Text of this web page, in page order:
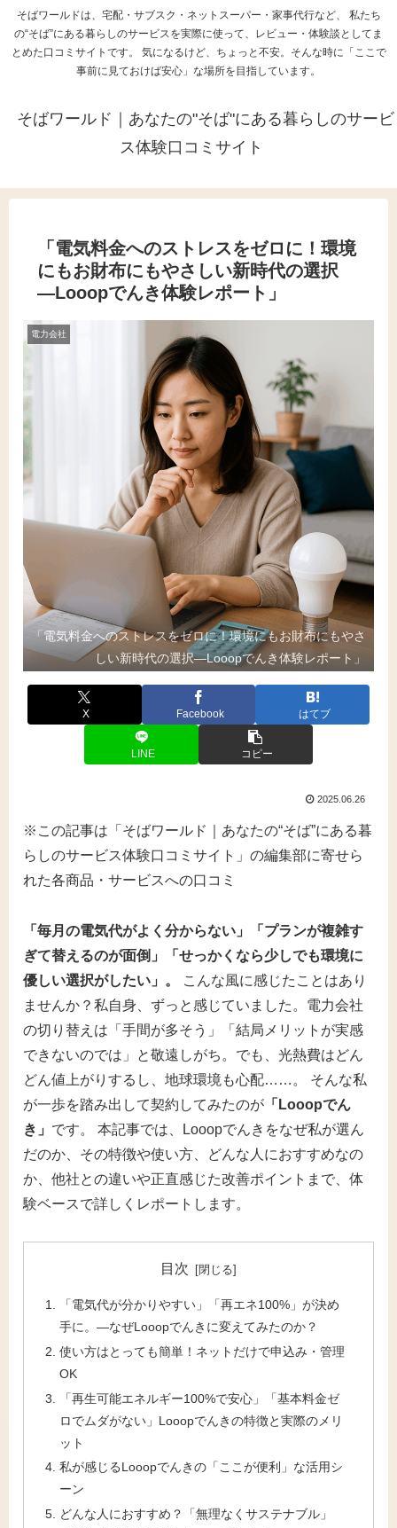
そばワールドは、宅配・サブスク・ネットスーパー・家事代行など、 私たち
の“そば”にある暮らしのサービスを実際に使って、レビュー・体験談としてま
とめた口コミサイトです。 気になるけど、ちょっと不安。そんな時に「ここで
事前に見ておけば安心」な場所を目指しています。
そばワールド｜あなたの"そば"にある暮らしのサービ
ス体験口コミサイト
「電気料金へのストレスをゼロに！環境
にもお財布にもやさしい新時代の選択
―Looopでんき体験レポート」
電力会社
「電気料金へのストレスをゼロに！環境にもお財布にもやさ
しい新時代の選択―Looopでんき体験レポート」
X Facebook はてブ
LINE コピー
2025.06.26
※この記事は「そばワールド｜あなたの“そば”にある暮
らしのサービス体験口コミサイト」の編集部に寄せら
れた各商品・サービスへの口コミ
「毎月の電気代がよく分からない」「プランが複雑す
ぎて替えるのが面倒」「せっかくなら少しでも環境に
優しい選択がしたい」。
こんな風に感じたことはあり
ませんか？私自身、ずっと感じていました。電力会社
の切り替えは「手間が多そう」「結局メリットが実感
できないのでは」と敬遠しがち。でも、光熱費はどん
どん値上がりするし、地球環境も心配……。 そんな私
が一歩を踏み出して契約してみたのが 「Looopでん
き」 です。 本記事では、Looopでんきをなぜ私が選ん
だのか、その特徴や使い方、どんな人におすすめなの
か、他社との違いや正直感じた改善ポイントまで、体
験ベースで詳しくレポートします。
目次
「電気代が分かりやすい」「再エネ100%」が決め
手に。―なぜLooopでんきに変えてみたのか？
使い方はとっても簡単！ネットだけで申込み・管理
OK
「再生可能エネルギー100%で安心」「基本料金ゼ
ロでムダがない」Looopでんきの特徴と実際のメリ
ット
私が感じるLooopでんきの「ここが便利」な活用シ
ーン
どんな人におすすめ？「無理なくサステナブル」